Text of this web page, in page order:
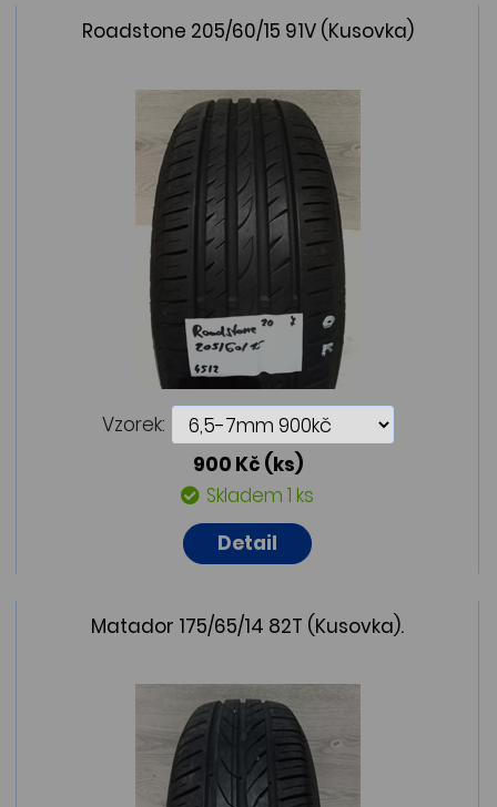
Roadstone 205/60/15 91V (Kusovka)
Vzorek:
900 Kč (ks)
Skladem 1 ks
Detail
Matador 175/65/14 82T (Kusovka).